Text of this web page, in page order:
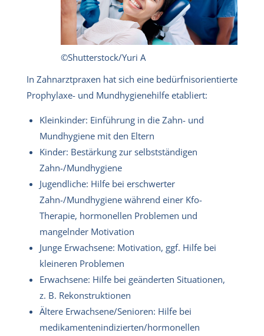
©Shutterstock/Yuri A
In Zahnarztpraxen hat sich eine bedürfnisorientierte
Prophylaxe- und Mundhygienehilfe etabliert:
Kleinkinder: Einführung in die Zahn- und
Mundhygiene mit den Eltern
Kinder: Bestärkung zur selbstständigen
Zahn-/Mundhygiene
Jugendliche: Hilfe bei erschwerter
Zahn-/Mundhygiene während einer Kfo-
Therapie, hormonellen Problemen und
mangelnder Motivation
Junge Erwachsene: Motivation, ggf. Hilfe bei
kleineren Problemen
Erwachsene: Hilfe bei geänderten Situationen,
z. B. Rekonstruktionen
Ältere Erwachsene/Senioren: Hilfe bei
medikamentenindizierten/hormonellen